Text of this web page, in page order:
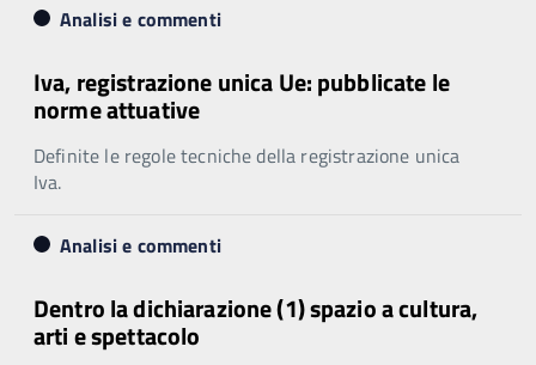
Analisi e commenti
Iva, registrazione unica Ue: pubblicate le
norme attuative
Definite le regole tecniche della registrazione unica
Iva.
Analisi e commenti
Dentro la dichiarazione (1) spazio a cultura,
arti e spettacolo